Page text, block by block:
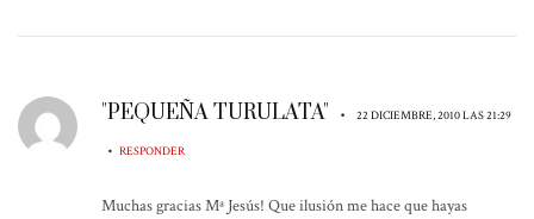
"PEQUEÑA TURULATA" • 22 DICIEMBRE, 2010 LAS 21:29
• RESPONDER
Muchas gracias Mª Jesús! Que ilusión me hace que hayas